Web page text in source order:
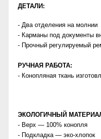
ДЕТАЛИ:
- Два отделения на молнии
- Карманы под документы
- Прочный регулируемый
РУЧНАЯ РАБОТА:
- Конопляная ткань
ЭКОЛОГИЧНЫЙ
- Верх — 100% конопля
- Подкладка — эко-хлопок